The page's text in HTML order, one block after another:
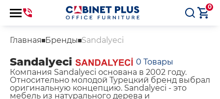
0
Главная Бренды Sandalyeci
Sandalyeci 0 Товары
Компания Sandalyeci основана в 2002 году.
Относительно молодой Турецкий бренд выбрал
оригинальную концепцию. Sandalyeci - это
мебель из натурального дерева и